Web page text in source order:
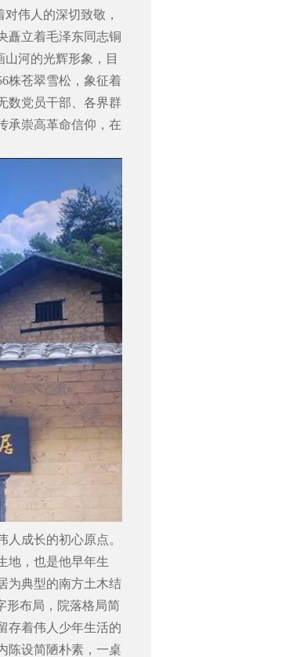
伟人的深切致敬，
矗立着毛泽东同志铜
河的光辉形象，目
株苍翠雪松，象征着
数党员干部、各界群
承崇高革命信仰，在
人成长的初心原点。
地，也是他早年生
为典型的南方土木结
形布局，院落格局简
存着伟人少年生活的
陈设简陋朴素，一桌